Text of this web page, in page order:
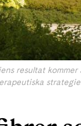
resultat